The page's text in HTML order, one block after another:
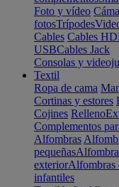
Foto y vídeo
fotosTrípodes
Cables Cables
USBCables Jack
Consolas y
Textil
Ropa de cama
Cortinas y estores
Cojines Relleno
Complementos
Alfombras
pequeñas
exteriorAlfombras
infantiles